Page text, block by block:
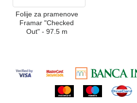
Folije za pramenove
Framar "Checked
Out" - 97.5 m